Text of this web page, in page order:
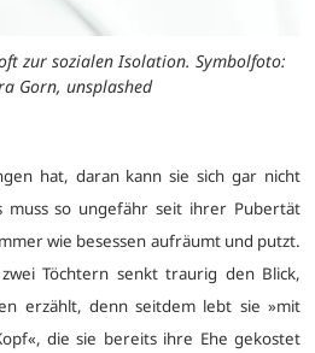
zur sozialen Isolation. Symbolfoto:
Gorn, unsplashed
hat, daran kann sie sich gar nicht
so ungefähr seit ihrer Pubertät
wie besessen aufräumt und putzt.
Töchtern senkt traurig den Blick,
erzählt, denn seitdem lebt sie »mit
die sie bereits ihre Ehe gekostet